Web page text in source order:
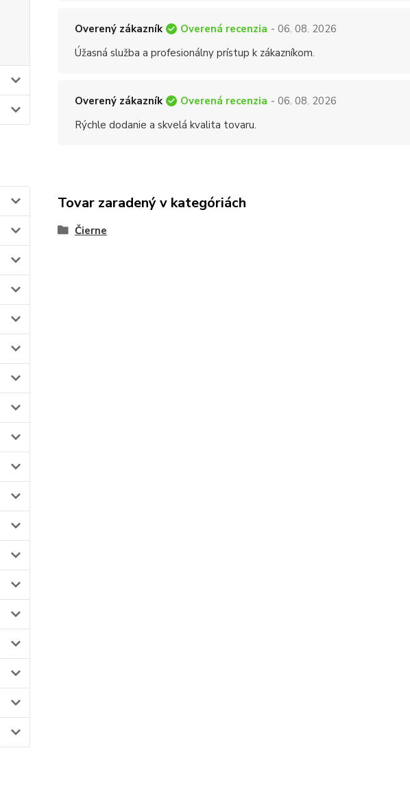
Overený zákazník Overená recenzia - 06. 08. 2026
Úžasná služba a profesionálny prístup k zákazníkom.
Overený zákazník Overená recenzia - 06. 08. 2026
Rýchle dodanie a skvelá kvalita tovaru.
Tovar zaradený v kategóriách
Čierne